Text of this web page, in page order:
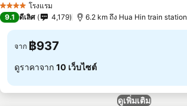
4 ดาว โรงแรม
9.1 ดีเลิศ 4,179 6.2 km ถึง Hua Hin train station
จาก ฿937
ดูราคาจาก 10 เว็บไซต์
ดูเพิ่มเติม